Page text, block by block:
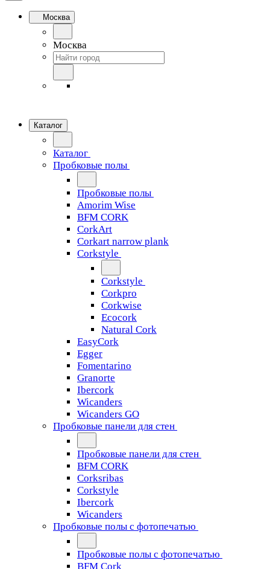
Москва
Москва
Каталог
Каталог
Пробковые полы
Пробковые полы
Amorim Wise
BFM CORK
CorkArt
Corkart narrow plank
Corkstyle
Corkstyle
Corkpro
Corkwise
Ecocork
Natural Cork
EasyCork
Egger
Fomentarino
Granorte
Ibercork
Wicanders
Wicanders GO
Пробковые панели для стен
Пробковые панели для стен
BFM CORK
Corksribas
Corkstyle
Ibercork
Wicanders
Пробковые полы с фотопечатью
Пробковые полы с фотопечатью
BFM Cork